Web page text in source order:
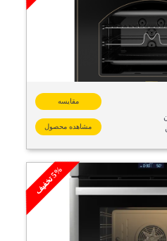
مقایسه
مشاهده محصول
5
%
ت
خ
ف
ی
ف